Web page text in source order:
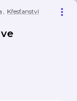
, Křesťanství